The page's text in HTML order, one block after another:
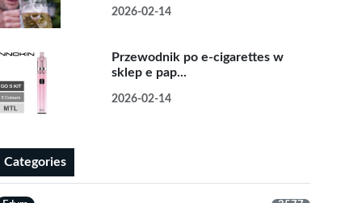
2026-02-14
Przewodnik po e-cigarettes w
sklep e pap...
2026-02-14
Categories